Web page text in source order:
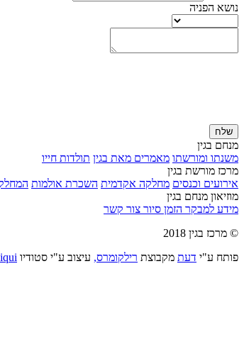
נושא הפניה
שלח
מנחם בגין
משנתו ומורשתו מאמרים מאת בגין תולדות חייו
מרכז מורשת בגין
אירועים וכנסים מחלקה אקדמית השכרת אולמות
מוזיאון מנחם בגין
מידע למבקר הזמן סיור צור קשר
© מרכז בגין 2018
פותח ע"י דעת מקבוצת רילקומרס, עיצוב ע"י סטודיו